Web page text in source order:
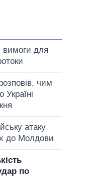
вимоги для
чим
Україні
атаку
до Молдови
по